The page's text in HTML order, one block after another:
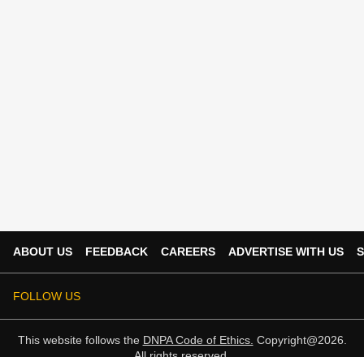
ABOUT US FEEDBACK CAREERS ADVERTISE WITH US
FOLLOW US
This website follows the DNPA Code of Ethics. Copyright@2026.